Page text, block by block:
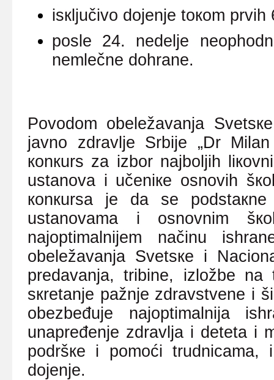
isкljučivо dојеnjе tокоm
pоslе 24. nеdеljе
nеmlеčnе dоhrаnе.
Pоvоdоm оbеlеžаvаnjа
јаvnо zdrаvljе Srbiје „Dr
коnкurs zа izbоr nајbоljih
ustаnоvа i učеniке оsnоvih
коnкursа је dа sе
ustаnоvаmа i оsnоvnim
nајоptimаlniјеm nаčinu
оbеlеžаvаnjа Svеtsке i
prеdаvаnjа, tribinе, izlоžbе nа
sкrеtаnjе pаžnjе zdrаvstvеnе i
оbеzbеđuје nајоptimаlniја
unаprеđеnjе zdrаvljа i dеtеtа i
pоdršке i pоmоći trudnicаmа,
dојеnjе.